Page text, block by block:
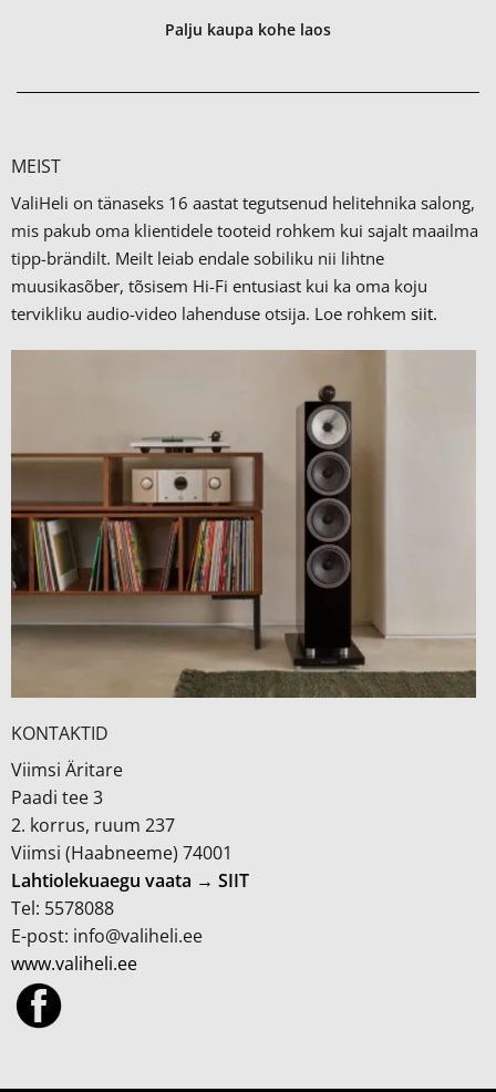
Palju kaupa kohe laos
MEIST
ValiHeli on tänaseks 16 aastat tegutsenud helitehnika salong,
mis pakub oma klientidele tooteid rohkem kui sajalt maailma
tipp-brändilt. Meilt leiab endale sobiliku nii lihtne
muusikasõber, tõsisem Hi-Fi entusiast kui ka oma koju
tervikliku audio-video lahenduse otsija. Loe rohkem siit.
KONTAKTID
Viimsi Äritare
Paadi tee 3
2. korrus, ruum 237
Viimsi (Haabneeme) 74001
Lahtiolekuaegu vaata → SIIT
Tel: 5578088
E-post: info@valiheli.ee
www.valiheli.ee